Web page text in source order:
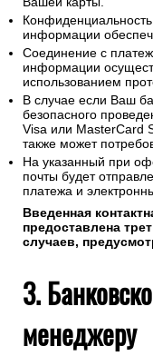
информации
Соединение с
информации
использованием
В случае если Ваш
безопасного
Visa или MasterCard
также может
На указанный при
почты будет
платежа и
Введенная
предоставлена
случаев,
3.
менеджеру